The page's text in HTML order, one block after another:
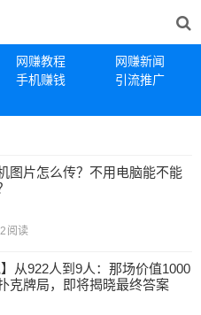
网赚教程
网赚新闻
手机赚钱
引流推广
图片怎么传？不用电脑能不能
阅读
】从922人到9人：那场价值1000
克牌局，即将揭晓最终答案